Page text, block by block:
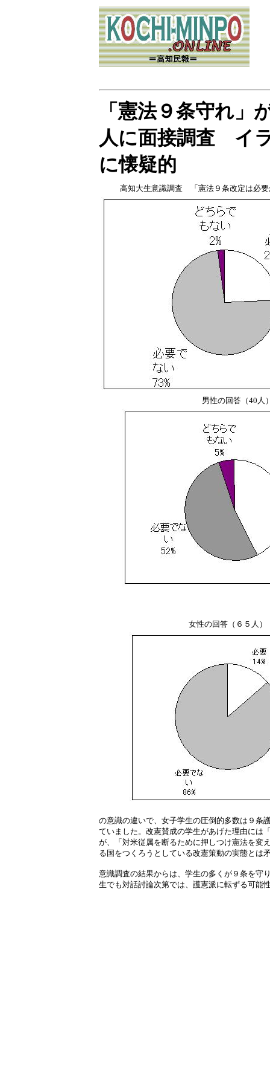
「憲法９条守れ
人に面接調査 イ
に懐疑的
高知大生意識調査 「憲法９条改定は必
男性の回答（40人
女性の回答（６５人）
の意識の違いで、女子学生の圧倒的多数は９条
ていました。改憲賛成の学生があげた理由には
が、「対米従属を断るために押しつけ憲法を変
る国をつくろうとしている改憲策動の実態とは
意識調査の結果からは、学生の多くが９条を守
生でも対話討論次第では、護憲派に転ずる可